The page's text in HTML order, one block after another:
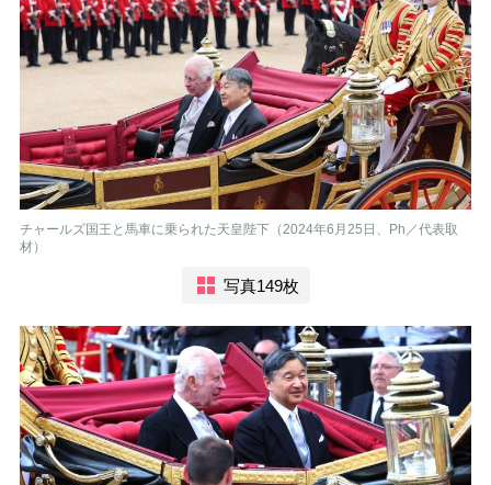
チャールズ国王と馬車に乗られた天皇陛下（2024年6月25日、Ph／代表取
材）
写真149枚